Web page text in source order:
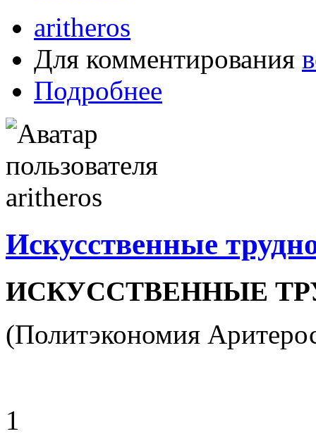
aritheros
Для комментирования
Подробнее
Искусственные
ИСКУССТВЕННЫЕ
(Политэкономия
1